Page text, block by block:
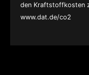
den Kraftstoffkosten
www.dat.de/co2